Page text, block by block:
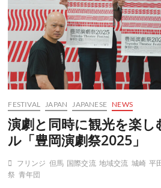
FESTIVAL JAPAN JAPANESE NEWS
演劇と同時に観光を楽
ル「豊岡演劇祭2025」
フリンジ 但馬 国際交流 地域交流 城崎 平
祭 青年団